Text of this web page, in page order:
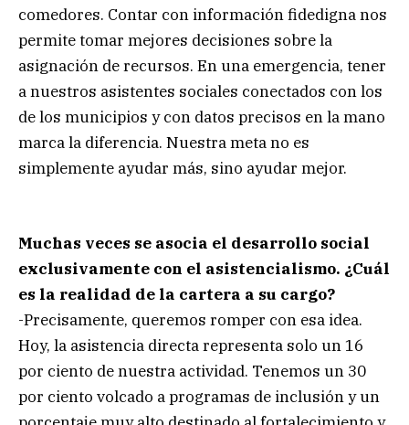
comedores. Contar con información fidedigna nos
permite tomar mejores decisiones sobre la
asignación de recursos. En una emergencia, tener
a nuestros asistentes sociales conectados con los
de los municipios y con datos precisos en la mano
marca la diferencia. Nuestra meta no es
simplemente ayudar más, sino ayudar mejor.
Muchas veces se asocia el desarrollo social
exclusivamente con el asistencialismo. ¿Cuál
es la realidad de la cartera a su cargo?
-Precisamente, queremos romper con esa idea.
Hoy, la asistencia directa representa solo un 16
por ciento de nuestra actividad. Tenemos un 30
por ciento volcado a programas de inclusión y un